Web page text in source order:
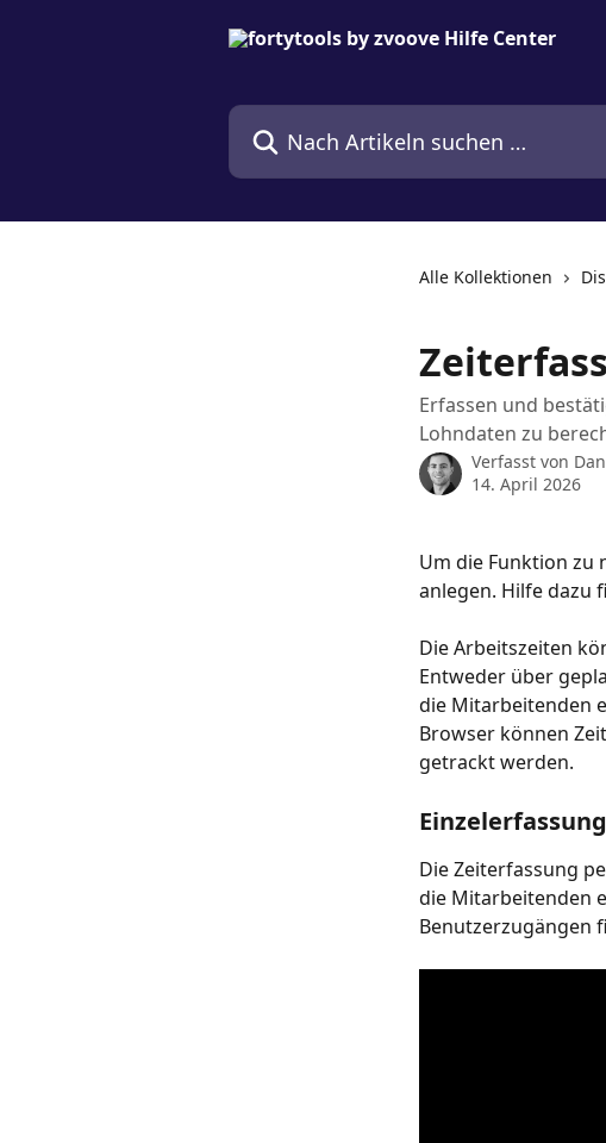
Nach Artikeln suchen …
Alle Kollektionen
Erfassen und
Lohndaten zu
Verfasst von
14. April 2026
Um die Funktion zu
anlegen. Hilfe dazu
Die Arbeitszeiten
Entweder über
die Mitarbeitenden
Browser können
getrackt werden.
Einzelerfassung
Die Zeiterfassung
die Mitarbeitenden
Benutzerzugängen